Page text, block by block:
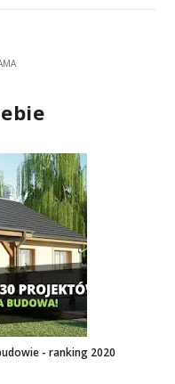
- ranking 2020